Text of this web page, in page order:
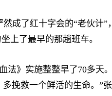
成了红十字会的“老伙计”
上了最早的那趟班车。
》实施整整早了70多天
挽救一个鲜活的生命。”